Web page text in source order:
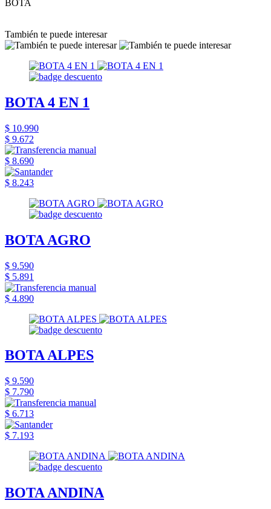
BOTA
También te puede interesar
BOTA 4 EN 1
$ 10.990
$ 9.672
$ 8.690
$ 8.243
BOTA AGRO
$ 9.590
$ 5.891
$ 4.890
BOTA ALPES
$ 9.590
$ 7.790
$ 6.713
$ 7.193
BOTA ANDINA